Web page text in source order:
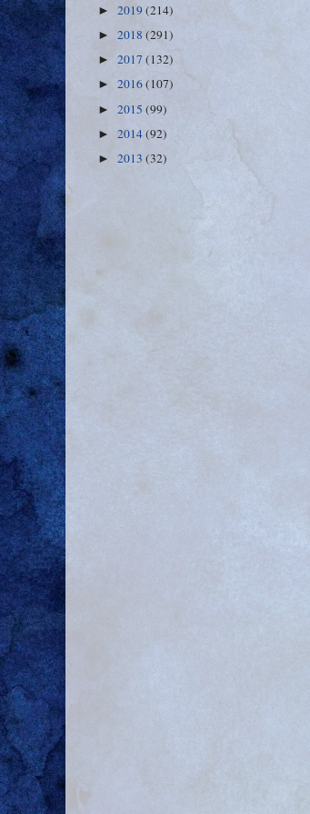
► 2019(214)
► 2018 (291)
► 2017 (132)
► 2016(107)
► 2015 (99)
► 2014(92)
► 2013 (32)